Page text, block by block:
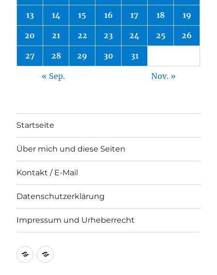
13 14 15 16 17 18 19
20 21 22 23 24 25 26
27 28 29 30 31
« Sep. Nov. »
Startseite
Über mich und diese Seiten
Kontakt / E-Mail
Datenschutzerklärung
Impressum und Urheberrecht
KontaktImpressum